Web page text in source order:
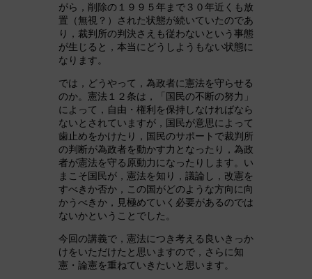
がら，削除の１９９５年まで３０年近くも放
置（無視？）された状態が続いていたのであ
り，裁判所の判決さえも従わないという事態
が生じると，本当にどうしようもない状態に
なります。
では，どうやって，為政者に憲法を守らせる
のか。憲法１２条は，「国民の不断の努力」
によって，自由・権利を保持しなければなら
ないとされていますが，国民が意思によって
歯止めをかけたり，国民のサポートで裁判所
の判断が為政者を動かす力となったり，為政
者が憲法を守る原動力になったりします。い
まこそ国民が，憲法を知り，議論し，改憲を
すべきか否か，この国がどのような方向に向
かうべきか，見極めていく必要があるのでは
ないかということでした。
今回の講義で，憲法につき考える良いきっか
けをいただけたと思いますので，さらに知
憲・論憲を重ねていきたいと思います。